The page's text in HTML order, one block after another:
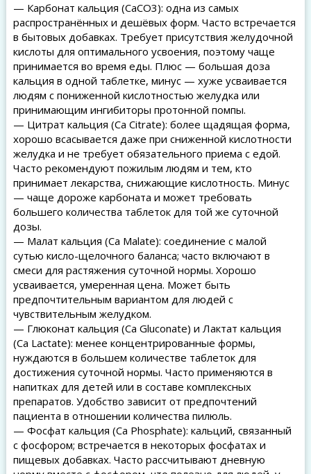
— Карбонат кальция (CaCO3): одна из самых
распространённых и дешёвых форм. Часто встречается
в бытовых добавках. Требует присутствия желудочной
кислоты для оптимального усвоения, поэтому чаще
принимается во время еды. Плюс — большая доза
кальция в одной таблетке, минус — хуже усваивается
людям с пониженной кислотностью желудка или
принимающим ингибиторы протонной помпы.
— Цитрат кальция (Ca Citrate): более щадящая форма,
хорошо всасывается даже при сниженной кислотности
желудка и не требует обязательного приема с едой.
Часто рекомендуют пожилым людям и тем, кто
принимает лекарства, снижающие кислотность. Минус
— чаще дороже карбоната и может требовать
большего количества таблеток для той же суточной
дозы.
— Малат кальция (Ca Malate): соединение с малой
сутью кисло-щелочного баланса; часто включают в
смеси для растяжения суточной нормы. Хорошо
усваивается, умеренная цена. Может быть
предпочтительным вариантом для людей с
чувствительным желудком.
— Глюконат кальция (Ca Gluconate) и Лактат кальция
(Ca Lactate): менее концентрированные формы,
нуждаются в большем количестве таблеток для
достижения суточной нормы. Часто применяются в
напитках для детей или в составе комплексных
препаратов. Удобство зависит от предпочтений
пациента в отношении количества пилюль.
— Фосфат кальция (Ca Phosphate): кальций, связанный
с фосфором; встречается в некоторых фосфатах и
пищевых добавках. Часто рассчитывают дневную